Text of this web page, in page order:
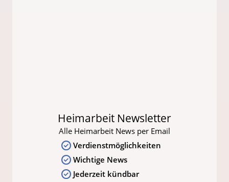
Heimarbeit Newsletter
Alle Heimarbeit News per Email
Verdienstmöglichkeiten
Wichtige News
Jederzeit kündbar